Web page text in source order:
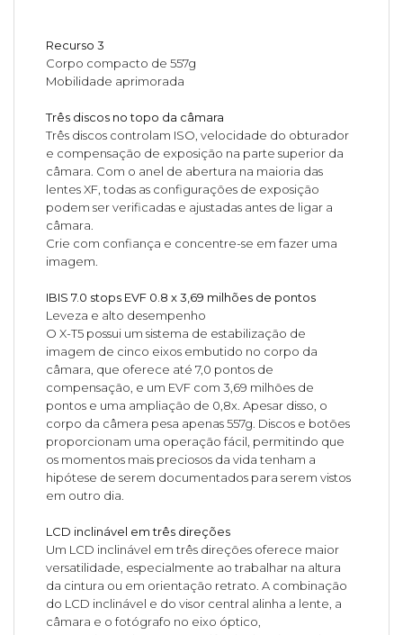
Recurso 3
Corpo compacto de 557g
Mobilidade aprimorada
Três discos no topo da câmara
Três discos controlam ISO, velocidade do obturador
e compensação de exposição na parte superior da
câmara. Com o anel de abertura na maioria das
lentes XF, todas as configurações de exposição
podem ser verificadas e ajustadas antes de ligar a
câmara.
Crie com confiança e concentre-se em fazer uma
imagem.
IBIS 7.0 stops EVF 0.8 x 3,69 milhões de pontos
Leveza e alto desempenho
O X-T5 possui um sistema de estabilização de
imagem de cinco eixos embutido no corpo da
câmara, que oferece até 7,0 pontos de
compensação, e um EVF com 3,69 milhões de
pontos e uma ampliação de 0,8x. Apesar disso, o
corpo da câmera pesa apenas 557g. Discos e botões
proporcionam uma operação fácil, permitindo que
os momentos mais preciosos da vida tenham a
hipótese de serem documentados para serem vistos
em outro dia.
LCD inclinável em três direções
Um LCD inclinável em três direções oferece maior
versatilidade, especialmente ao trabalhar na altura
da cintura ou em orientação retrato. A combinação
do LCD inclinável e do visor central alinha a lente, a
câmara e o fotógrafo no eixo óptico,